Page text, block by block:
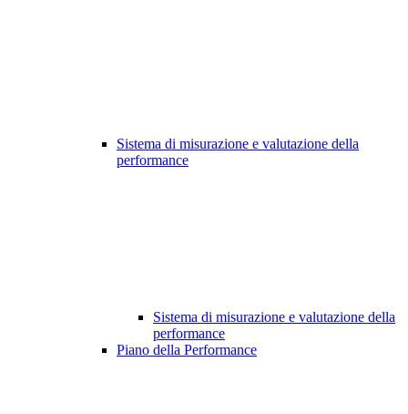
Sistema di misurazione e valutazione della
performance
Sistema di misurazione e valutazione della
performance
Piano della Performance